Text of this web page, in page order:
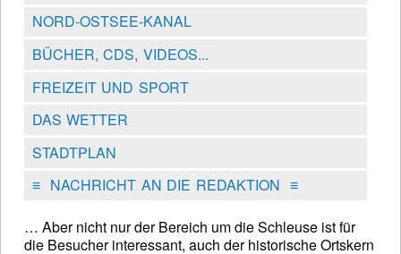
NORD-OSTSEE-KANAL
BÜCHER, CDS, VIDEOS...
FREIZEIT UND SPORT
DAS WETTER
STADTPLAN
≡NACHRICHT AN DIE REDAKTION ≡
… Aber nicht nur der Bereich um die Schleuse ist für
die Besucher interessant, auch der historische Ortskern